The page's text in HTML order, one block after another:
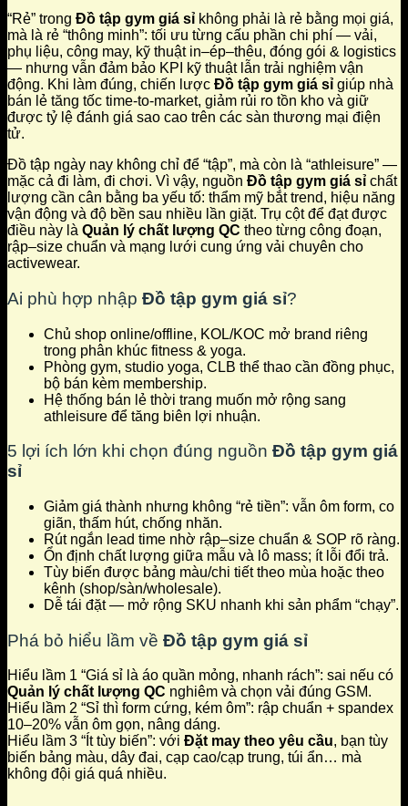
“Rẻ” trong Đồ tập gym giá sỉ không phải là rẻ bằng mọi giá,
mà là rẻ “thông minh”: tối ưu từng cấu phần chi phí — vải,
phụ liệu, công may, kỹ thuật in–ép–thêu, đóng gói & logistics
— nhưng vẫn đảm bảo KPI kỹ thuật lẫn trải nghiệm vận
động. Khi làm đúng, chiến lược Đồ tập gym giá sỉ giúp nhà
bán lẻ tăng tốc time-to-market, giảm rủi ro tồn kho và giữ
được tỷ lệ đánh giá sao cao trên các sàn thương mại điện
tử.
Đồ tập ngày nay không chỉ để “tập”, mà còn là “athleisure” —
mặc cả đi làm, đi chơi. Vì vậy, nguồn Đồ tập gym giá sỉ chất
lượng cần cân bằng ba yếu tố: thẩm mỹ bắt trend, hiệu năng
vận động và độ bền sau nhiều lần giặt. Trụ cột để đạt được
điều này là Quản lý chất lượng QC theo từng công đoạn,
rập–size chuẩn và mạng lưới cung ứng vải chuyên cho
activewear.
Ai phù hợp nhập Đồ tập gym giá sỉ?
Chủ shop online/offline, KOL/KOC mở brand riêng
trong phân khúc fitness & yoga.
Phòng gym, studio yoga, CLB thể thao cần đồng phục,
bộ bán kèm membership.
Hệ thống bán lẻ thời trang muốn mở rộng sang
athleisure để tăng biên lợi nhuận.
5 lợi ích lớn khi chọn đúng nguồn Đồ tập gym giá
sỉ
Giảm giá thành nhưng không “rẻ tiền”: vẫn ôm form, co
giãn, thấm hút, chống nhăn.
Rút ngắn lead time nhờ rập–size chuẩn & SOP rõ ràng.
Ổn định chất lượng giữa mẫu và lô mass; ít lỗi đổi trả.
Tùy biến được bảng màu/chi tiết theo mùa hoặc theo
kênh (shop/sàn/wholesale).
Dễ tái đặt — mở rộng SKU nhanh khi sản phẩm “chạy”.
Phá bỏ hiểu lầm về Đồ tập gym giá sỉ
Hiểu lầm 1 “Giá sỉ là áo quần mỏng, nhanh rách”: sai nếu có
Quản lý chất lượng QC nghiêm và chọn vải đúng GSM.
Hiểu lầm 2 “Sỉ thì form cứng, kém ôm”: rập chuẩn + spandex
10–20% vẫn ôm gọn, nâng dáng.
Hiểu lầm 3 “Ít tùy biến”: với Đặt may theo yêu cầu, bạn tùy
biến bảng màu, dây đai, cạp cao/cạp trung, túi ẩn… mà
không đội giá quá nhiều.